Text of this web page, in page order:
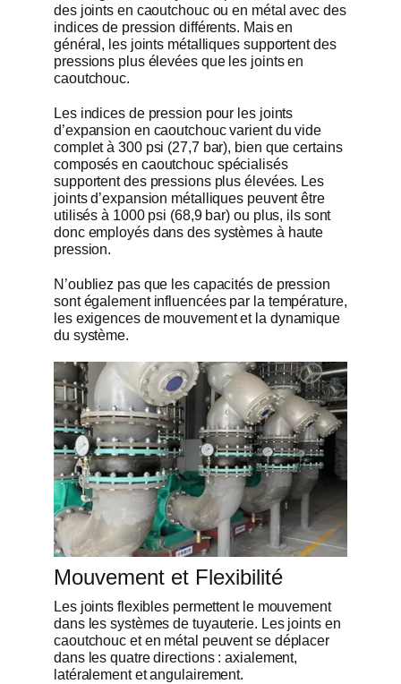
des joints en caoutchouc ou en métal avec des
indices de pression différents. Mais en
général, les joints métalliques supportent des
pressions plus élevées que les joints en
caoutchouc.
Les indices de pression pour les joints
d’expansion en caoutchouc varient du vide
complet à 300 psi (27,7 bar), bien que certains
composés en caoutchouc spécialisés
supportent des pressions plus élevées. Les
joints d’expansion métalliques peuvent être
utilisés à 1000 psi (68,9 bar) ou plus, ils sont
donc employés dans des systèmes à haute
pression.
N’oubliez pas que les capacités de pression
sont également influencées par la température,
les exigences de mouvement et la dynamique
du système.
Mouvement et Flexibilité
Les joints flexibles permettent le mouvement
dans les systèmes de tuyauterie. Les joints en
caoutchouc et en métal peuvent se déplacer
dans les quatre directions : axialement,
latéralement et angulairement.